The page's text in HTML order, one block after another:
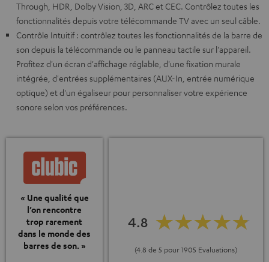
Through, HDR, Dolby Vision, 3D, ARC et CEC. Contrôlez toutes les
fonctionnalités depuis votre télécommande TV avec un seul câble.
Contrôle Intuitif : contrôlez toutes les fonctionnalités de la barre de
son depuis la télécommande ou le panneau tactile sur l'appareil.
Profitez d'un écran d'affichage réglable, d'une fixation murale
intégrée, d'entrées supplémentaires (AUX-In, entrée numérique
optique) et d'un égaliseur pour personnaliser votre expérience
sonore selon vos préférences.
« Une qualité que
l’on rencontre
trop rarement
dans le monde des
barres de son. »
4.8
(4.8 de 5 pour 1905 Evaluations)